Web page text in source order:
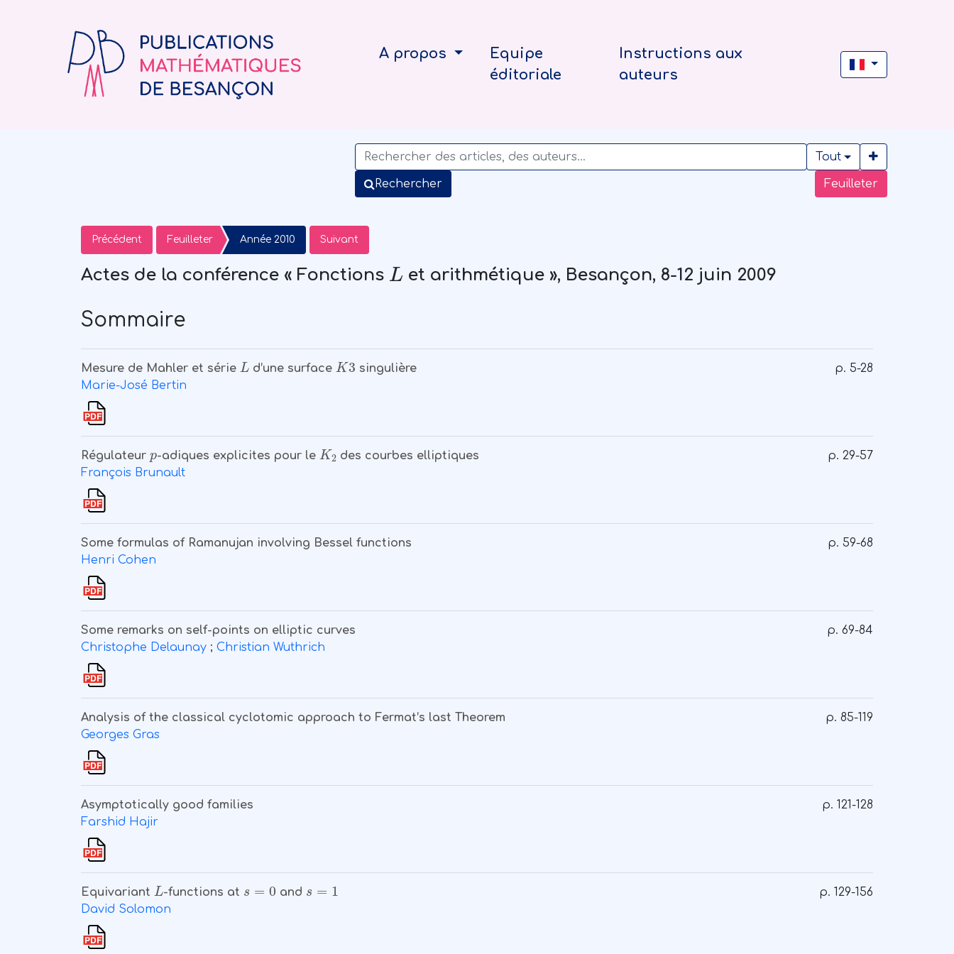
A propos
Equipe
éditoriale
Instructions aux
auteurs
Feuilleter
Tout
Rechercher
Précédent Feuilleter Année 2010 Suivant
Actes de la conférence « Fonctions
L
et arithmétique », Besançon, 8-12 juin 2009
Sommaire
Mesure de Mahler et série L d’une surfaceK3 singulière
Marie-José Bertin
p. 5-28
Régulateur -adiques explicites pour le K2 des courbes elliptiques
François Brunault
p. 29-57
Some formulas of Ramanujan involving Bessel functions
Henri Cohen
p. 59-68
Some remarks on self-points on elliptic curves
Christophe Delaunay ; Christian Wuthrich
p. 69-84
Analysis of the classical cyclotomic approach to Fermat’s last Theorem
Georges Gras
p. 85-119
Asymptotically good families
Farshid Hajir
p. 121-128
Equivariant L-functions at and
David Solomon
p. 129-156